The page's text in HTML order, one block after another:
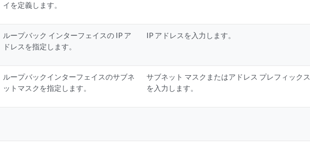
イを定義します。
ループバック インターフェイスの IP ア
ドレスを指定します。
IP アドレスを入力します。
ループバックインターフェイスのサブネ
ットマスクを指定します。
サブネット マスクまたはアドレス プレフィックス
を入力します。